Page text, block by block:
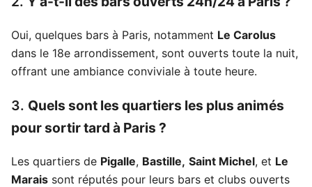
Oui, quelques bars à Paris, notamment Le Carolus
dans le 18e arrondissement, sont ouverts toute la nuit,
offrant une ambiance conviviale à toute heure.
3. Quels sont les quartiers les plus animés
pour sortir tard à Paris ?
Les quartiers de Pigalle, Bastille, Saint Michel, et Le
Marais sont réputés pour leurs bars et clubs ouverts